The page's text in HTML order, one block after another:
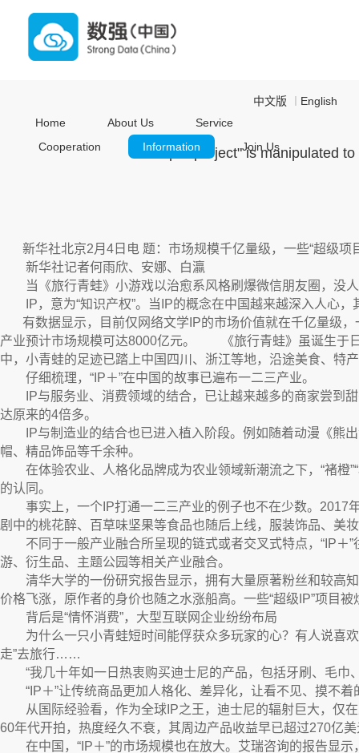
中文版
English
Home
About Us
Service
Cooperation
Information Join Us
"Super project" is manipulated
新华社北京2月4日电 题：市场规模千亿量级，一些“超级项
新华社记者何雨欣、安娜、白瀛
当《旅行青蛙》小游戏以治愈系风格刷爆微信朋友圈，没人
IP，意为“知识产权”。当IP的概念在中国越来越深入人心，
有数据显示，目前仅网络文学IP的市场价值就在千亿量级，
产业预计市场规模可达8000亿元。 《旅行青蛙》虽诞生于
中，小青蛙的足迹已踏上中国四川、浙江等地，沿途美食、
仔细梳理，“IP＋”在中国的故事已遍布一二三产业。
IP与服务业、消费领域的结合，已让越来越多的商家尝到甜
达原来的4倍多。
IP与制造业的结合也已进入植入阶段。例如随着动漫《熊出
帽、精品饰品等千余种。
在体验农业、人格化品牌成为农业领域新潮流之下，“褚橙
的认同。
事实上，一个IP打通一二三产业的例子也不在少数。2017
剧中的桃花醉、百草味坚果等食品也随后上线，服装饰品、美
不同于一般产业融合所呈现的链式或者交叉式特点，“IP＋”
游、衍生品、主题公园等相关产业融合。
清华大学的一份研究报告显示，拥有大量原著粉丝和较高知
价格飞涨，原作者的身价也随之水涨船高。一些“超级IP”项目
背后是“情怀消费”，大型互联网企业纷纷布局
为什么一只小青蛙短时间能俘获众多玩家的心？有人说喜欢
走”去旅行……
“我几十年如一日热衷购买迪士尼的产品，包括牙刷、毛巾
“IP＋”让传统商品更加人格化、差异化，让看不见、摸不着
从国际经验看，作为全球IP之王，迪士尼的辐射巨大，仅在
60年代开拍，热度经久不衰，其周边产品收益早已超过270亿
在中国，“IP＋”的市场规模也在放大。艾瑞咨询的报告显示